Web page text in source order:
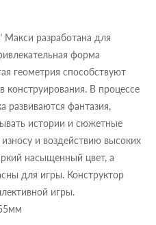
Макси разработана для
форма
геометрия способствуют
конструирования. В процессе
развиваются фантазия,
истории и сюжетные
и воздействию высоких
насыщенный цвет, а
для игры. Конструктор
игры.